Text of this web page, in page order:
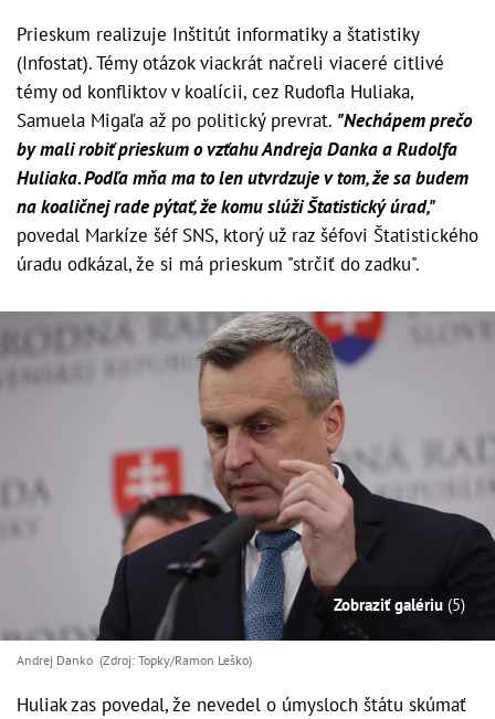
Prieskum realizuje Inštitút informatiky a štatistiky
(Infostat). Témy otázok viackrát načreli viaceré citlivé
témy od konfliktov v koalícii, cez Rudofla Huliaka,
Samuela Migaľa až po politický prevrat. "Nechápem prečo
by mali robiť prieskum o vzťahu Andreja Danka a Rudolfa
Huliaka. Podľa mňa ma to len utvrdzuje v tom, že sa budem
na koaličnej rade pýtať, že komu slúži Štatistický úrad,"
povedal Markíze šéf SNS, ktorý už raz šéfovi Štatistického
úradu odkázal, že si má prieskum "strčiť do zadku".
Zobraziť galériu (5)
Andrej Danko (Zdroj: Topky/Ramon Leško)
Huliak zas povedal, že nevedel o úmysloch štátu skúmať